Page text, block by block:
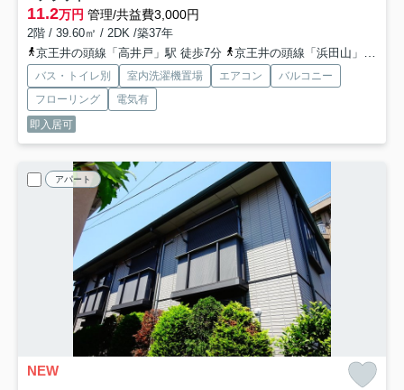
11.2万円 管理/共益費3,000円
2階 / 39.60㎡ / 2DK /築37年
京王井の頭線「高井戸」駅 徒歩7分
京王井の頭線「浜田山」駅 徒歩11分
バス・トイレ別 室内洗濯機置場 エアコン
バルコニー
フローリング
電気有
即入居可
アパート
NEW